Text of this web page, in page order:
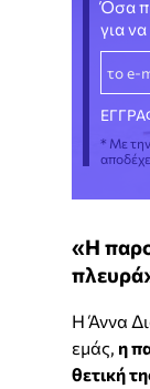
Όσα
για
* Με
«Η
Η Άννα
εμάς, η
θετική